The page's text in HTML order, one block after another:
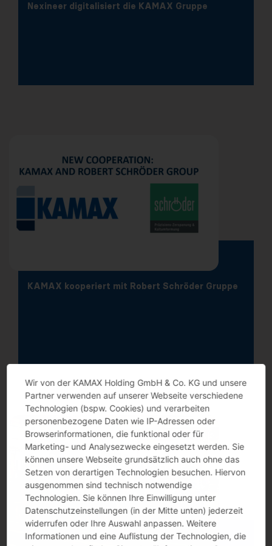
Nexineer digitalisiert die KAMAX Gruppe
KAMAX kooperiert mit Robert Schröder Gruppe
Wir von der KAMAX Holding GmbH & Co. KG und unsere
Partner verwenden auf unserer Webseite verschiedene
Technologien (bspw. Cookies) und verarbeiten
personenbezogene Daten wie IP-Adressen oder
Browserinformationen, die funktional oder für
Marketing- und Analysezwecke eingesetzt werden. Sie
können unsere Webseite grundsätzlich auch ohne das
Setzen von derartigen Technologien besuchen. Hiervon
ausgenommen sind technisch notwendige
Technologien. Sie können Ihre Einwilligung unter
Datenschutzeinstellungen (in der Mitte unten) jederzeit
widerrufen oder Ihre Auswahl anpassen. Weitere
Informationen und eine Auflistung der Technologien, die